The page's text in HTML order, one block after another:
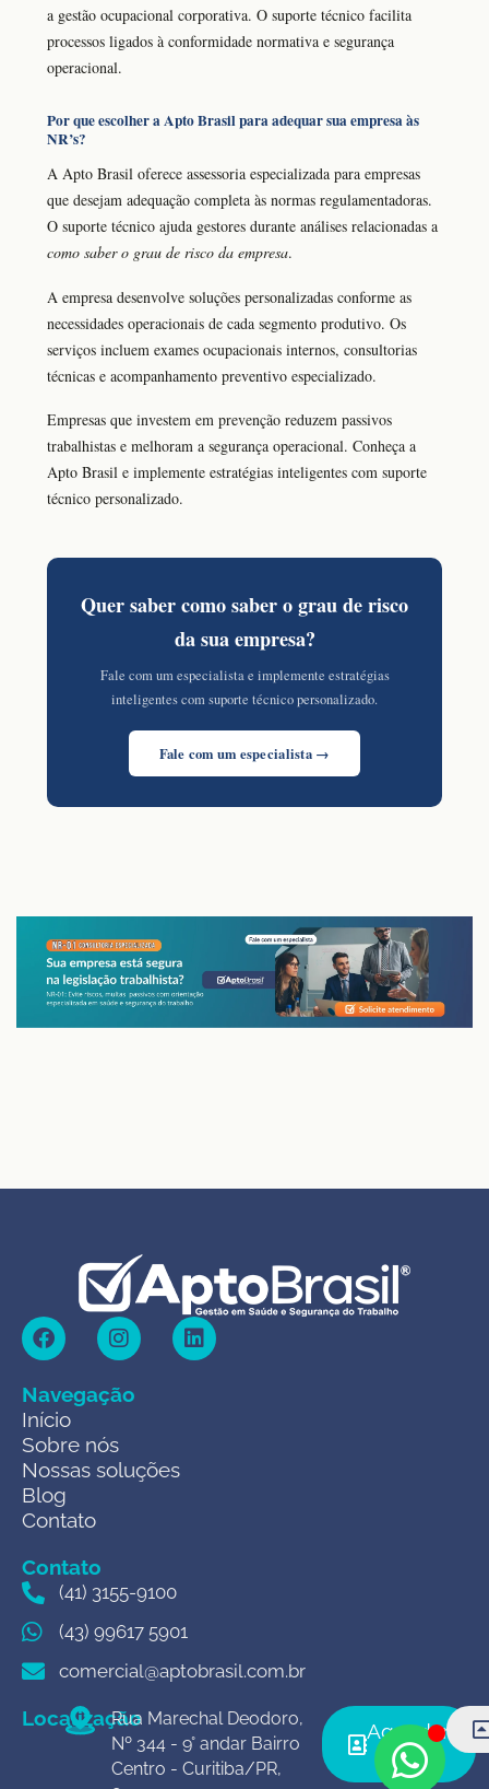
a gestão ocupacional corporativa. O suporte técnico facilita
processos ligados à conformidade normativa e segurança
operacional.
Por que escolher a Apto Brasil para adequar sua empresa às
NR’s?
A Apto Brasil oferece assessoria especializada para empresas
que desejam adequação completa às normas regulamentadoras.
O suporte técnico ajuda gestores durante análises relacionadas a
como saber o grau de risco da empresa.
A empresa desenvolve soluções personalizadas conforme as
necessidades operacionais de cada segmento produtivo. Os
serviços incluem exames ocupacionais internos, consultorias
técnicas e acompanhamento preventivo especializado.
Empresas que investem em prevenção reduzem passivos
trabalhistas e melhoram a segurança operacional. Conheça a
Apto Brasil e implemente estratégias inteligentes com suporte
técnico personalizado.
Quer saber como saber o grau de risco
da sua empresa?
Fale com um especialista e implemente estratégias
inteligentes com suporte técnico personalizado.
Fale com um especialista →
Navegação
Início
Sobre nós
Nossas soluções
Blog
Contato
Contato
(41) 3155-9100
(43) 99617 5901
comercial@aptobrasil.com.br
LocalizaçãoRua Marechal Deodoro,
Nº 344 - 9° andar Bairro
Centro - Curitiba/PR,
Agendar
agora